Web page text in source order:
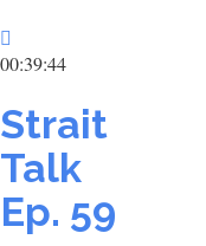
00:39:44
Strait
Talk
Ep. 59